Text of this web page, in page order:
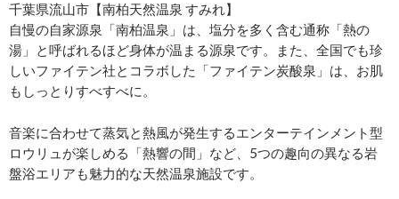
千葉県流山市【南柏天然温泉 すみれ】
自慢の自家源泉「南柏温泉」は、塩分を多く含む通称「熱の
湯」と呼ばれるほど身体が温まる源泉です。また、全国でも珍
しいファイテン社とコラボした「ファイテン炭酸泉」は、お肌
もしっとりすべすべに。
音楽に合わせて蒸気と熱風が発生するエンターテインメント型
ロウリュが楽しめる「熱響の間」など、5つの趣向の異なる岩
盤浴エリアも魅力的な天然温泉施設です。